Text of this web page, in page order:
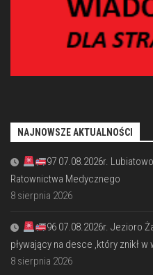
NAJNOWSZE AKTUALNOŚCI
97 07.08.2026r.
Ratownictwa Medycznego
8 sierpnia 2026
96 07.08.2026r. Jezioro
pływający na desce ,który znikł w
8 sierpnia 2026